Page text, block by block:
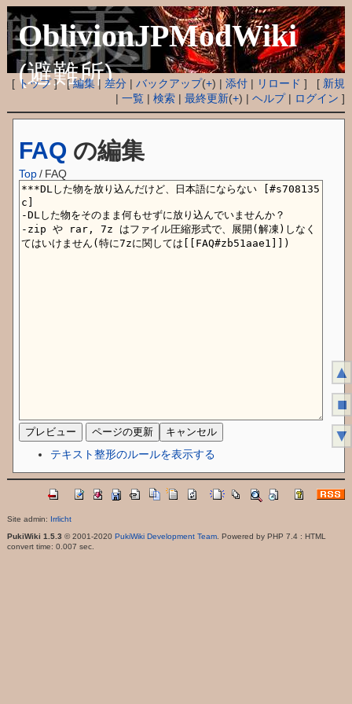
OblivionJPModWiki
(避難所)
[ トップ] [編集| 差分 |バックアップ(+) |添付 | リロード ] [ 新規
|一覧 |検索 |最終更新(+) |ヘルプ| ログイン ]
FAQ の編集
Top / FAQ
テキスト整形のルールを表示する
Site admin: Irrlicht
PukiWiki 1.5.3 © 2001-2020 PukiWiki Development Team. Powered by PHP 7.4 : HTML
convert time: 0.007 sec.
▲
■
▼